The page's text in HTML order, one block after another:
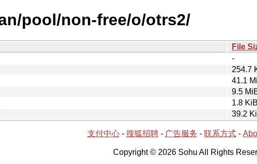
pool/non-free/o/otrs2/
File
-
254.7
41.1
9.5
1.8 KiB
39.2
支付中心- 搜狐招聘- 广告服务 - 联系方式-
Copyright © 2026 Sohu All Rights